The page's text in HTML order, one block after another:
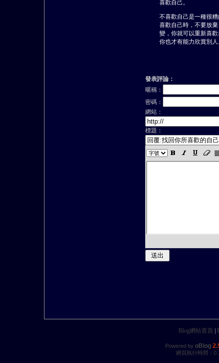
喜歡自己。
不喜歡自己是一種很
喜歡自己時，不要放
變，你就可以重新喜
你也才有能力欣賞別
發表評論：
暱稱：
密碼：
網站：
標題：
Blog網站首頁
Powered by oBlog
網頁執行時間：